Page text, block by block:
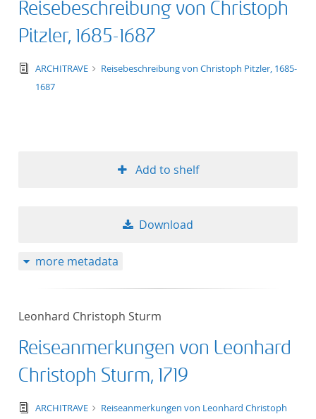
Reisebeschreibung von Christoph
Pitzler, 1685-1687
text/tg.edition+tg.aggregation+xml
ARCHITRAVE
Reisebeschreibung von Christoph Pitzler, 1685-
1687
Add to shelf
Download
more metadata
Leonhard Christoph Sturm
Reiseanmerkungen von Leonhard
Christoph Sturm, 1719
text/tg.edition+tg.aggregation+xml
ARCHITRAVE
Reiseanmerkungen von Leonhard Christoph